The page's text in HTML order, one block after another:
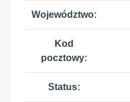
Województwo:
Kod
pocztowy:
Status: